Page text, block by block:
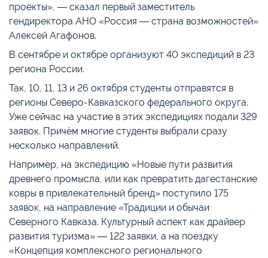
проекты», ― сказал первый заместитель
гендиректора АНО «Россия ― страна возможностей»
Алексей Агафонов.
В сентябре и октябре организуют 40 экспедиций в 23
региона России.
Так, 10, 11, 13 и 26 октября студенты отправятся в
регионы Северо-Кавказского федерального округа.
Уже сейчас на участие в этих экспедициях подали 329
заявок. Причём многие студенты выбрали сразу
несколько направлений.
Например, на экспедицию «Новые пути развития
древнего промысла, или как превратить дагестанские
ковры в привлекательный бренд» поступило 175
заявок, на направление «Традиции и обычаи
Северного Кавказа. Культурный аспект как драйвер
развития туризма» ― 122 заявки, а на поездку
«Концепция комплексного регионального